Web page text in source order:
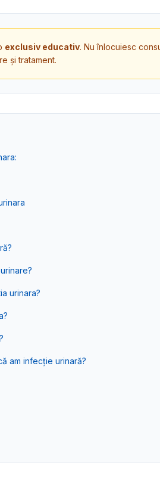
exclusiv educativ. Nu înlocuiesc
și tratament.
urinara?
am infecție urinară?